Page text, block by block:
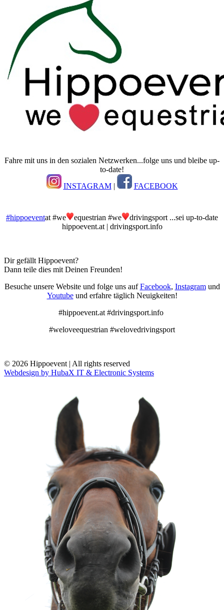
Fahre mit uns in den sozialen Netzwerken...folge uns und bleibe up-
to-date!
INSTAGRAM| FACEBOOK
#hippoeventat #we equestrian #we
drivingsport ...sei up-to-date
hippoevent.at | drivingsport.info
Dir gefällt Hippoevent?
Dann teile dies mit Deinen Freunden!
Besuche unsere Website und folge uns aufFacebook, Instagramund
Youtubeund erfahre täglich Neuigkeiten!
#hippoevent.at #drivingsport.info
#weloveequestrian #welovedrivingsport
© 2026 Hippoevent | All rights reserved
Webdesign by HubaX IT & Electronic Systems